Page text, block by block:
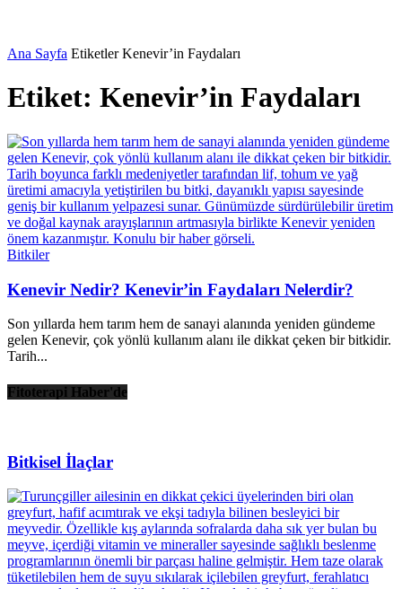
Ana Sayfa Etiketler Kenevir’in Faydaları
Etiket: Kenevir’in Faydaları
Bitkiler
Kenevir Nedir? Kenevir’in Faydaları Nelerdir?
Son yıllarda hem tarım hem de sanayi alanında yeniden gündeme
gelen Kenevir, çok yönlü kullanım alanı ile dikkat çeken bir bitkidir.
Tarih...
Fitoterapi Haber'de
Bitkisel İlaçlar